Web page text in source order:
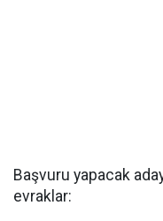
Başvuru yapacak
evraklar: